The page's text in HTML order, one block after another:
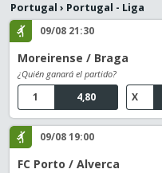
Portugal › Portugal - Liga
09/08 21:30
Moreirense / Braga
¿Quién ganará el partido?
4,80
1 X
09/08 19:00
FC Porto / Alverca